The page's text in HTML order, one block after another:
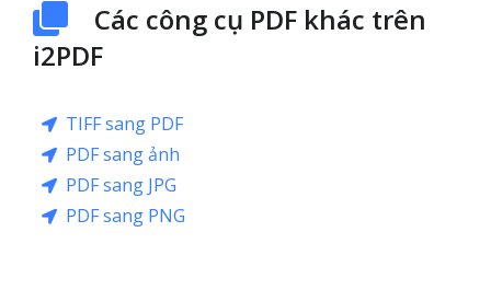
Các công cụ PDF khác trên
i2PDF
TIFF sang PDF
PDF sang ảnh
PDF sang JPG
PDF sang PNG